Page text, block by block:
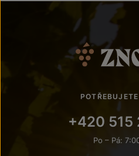
+420 515
Po – Pá: